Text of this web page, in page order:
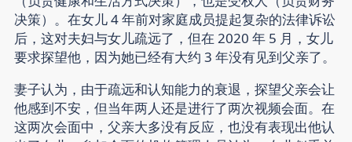
决策）。在女儿 4 年前对家庭成员提起复杂的法律诉讼
后，这对夫妇与女儿疏远了，但在 2020 年 5 月，女儿
要求探望他，因为她已经有大约 3 年没有见到父亲了。
妻子认为，由于疏远和认知能力的衰退，探望父亲会让
他感到不安，但当年两人还是进行了两次视频会面。在
这两次会面中，父亲大多没有反应，也没有表现出他认